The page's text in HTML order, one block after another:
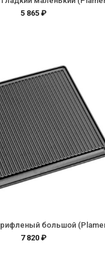
5 865 ₽
большой
7 820 ₽